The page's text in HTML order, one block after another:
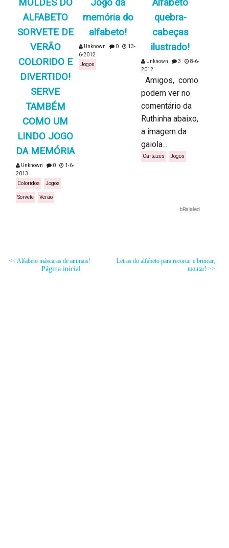
MOLDES DO
ALFABETO
SORVETE DE
VERÃO
COLORIDO E
DIVERTIDO!
SERVE
TAMBÉM
COMO UM
LINDO JOGO
DA MEMÓRIA
Unknown 0
1-6-
2013
Coloridos
Jogos
Sorvete Verão
Jogo da
memória do
alfabeto!
Unknown 0
13-
6-2012
Jogos
Alfabeto
quebra-
cabeças
ilustrado!
Unknown 3
8-6-
2012
Amigos, como
podem ver no
comentário da
Ruthinha abaixo,
a imagem da
gaiola...
Cartazes Jogos
bRelated
<< Alfabeto máscaras de animais!
Letras do alfabeto para recortar e brincar,
montar! >>
Página inicial